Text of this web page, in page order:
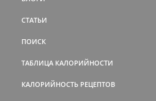
СТАТЬИ
ПОИСК
ТАБЛИЦА КАЛОРИЙНОСТИ
КАЛОРИЙНОСТЬ РЕЦЕПТОВ